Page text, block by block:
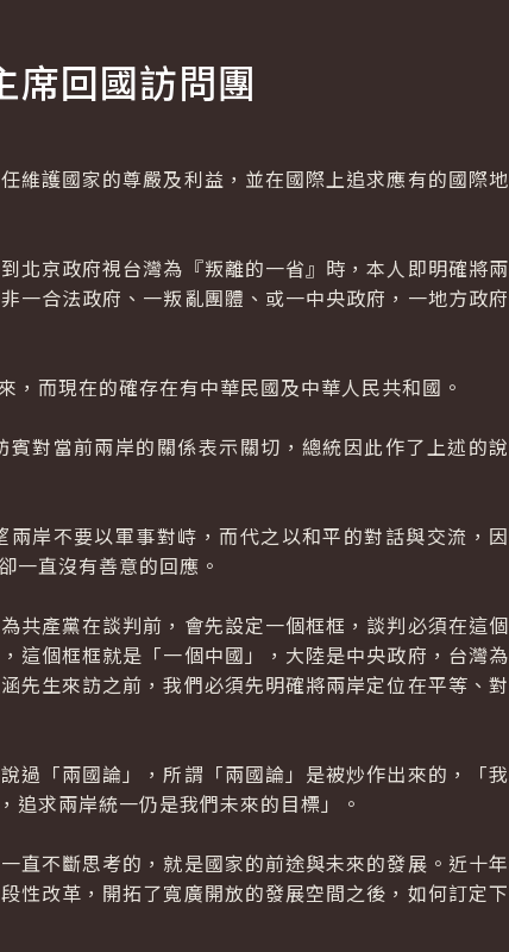
席回國訪問團
護國家的尊嚴及利益，並在國際上追求應有的國際地
京政府視台灣為『叛離的一省』時，本人即明確將兩
一合法政府、一叛亂團體、或一中央政府，一地方政府
而現在的確存在有中華民國及中華人民共和國。
對當前兩岸的關係表示關切，總統因此作了上述的說
岸不要以軍事對峙，而代之以和平的對話與交流，因
一直沒有善意的回應。
產黨在談判前，會先設定一個框框，談判必須在這個
這個框框就是「一個中國」，大陸是中央政府，台灣為
先生來訪之前，我們必須先明確將兩岸定位在平等、對
「兩國論」，所謂「兩國論」是被炒作出來的，「我
追求兩岸統一仍是我們未來的目標」。
不斷思考的，就是國家的前途與未來的發展。近十年
性改革，開拓了寬廣開放的發展空間之後，如何訂定下